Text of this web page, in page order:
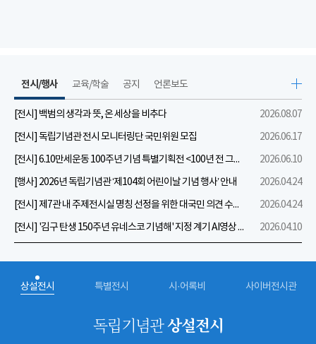
전시/행사
[전시] 백범의 생각과 뜻, 온 세상을 비추다
2026.08.07
[전시] 독립기념관 전시 모니터링단 국민위원 모집
2026.06.17
[전시] 6.10만세운동 100주년 기념 특별기획전 <100년 전 그날을 보다: 6.10만세운동>
2026.06.10
[행사] 2026년 독립기념관 ‘제104회 어린이날 기념 행사’ 안내
2026.04.24
[전시] 제7관 내 주제전시실 명칭 선정을 위한 대국민 의견 수렴 실시
2026.04.24
[전시] '김구 탄생 150주년 유네스코 기념해' 지정 계기 AI영상 국민공모 개최 안내
2026.04.10
교육/학술 공지 언론보도
상설전시 특별전시 시·어록비 사이버전시관
독립기념관상설전시